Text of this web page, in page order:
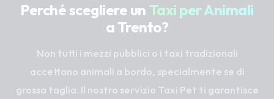
Perché scegliere un Taxi per Animali
a Trento?
Non tutti i mezzi pubblici o i taxi tradizionali
accettano animali a bordo, specialmente se di
grossa taglia. Il nostro servizio Taxi Pet ti garantisce